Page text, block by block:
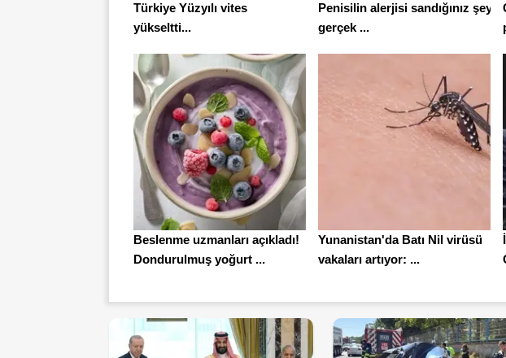
Türkiye Yüzyılı vites
yükseltti...
Penisilin alerjisi sandığınız şey
gerçek ...
Beslenme uzmanları açıkladı!
Dondurulmuş yoğurt ...
Yunanistan'da Batı Nil virüsü
vakaları artıyor: ...